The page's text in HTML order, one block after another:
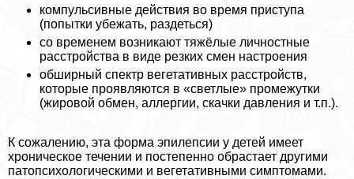
компульсивные действия во время приступа
(попытки убежать, раздеться)
со временем возникают тяжёлые личностные
расстройства в виде резких смен настроения
обширный спектр вегетативных расстройств,
которые проявляются в «светлые» промежутки
(жировой обмен, аллергии, скачки давления и т.п.).
К сожалению, эта форма эпилепсии у детей имеет
хроническое течении и постепенно обрастает другими
патопсихологическими и вегетативными симптомами.